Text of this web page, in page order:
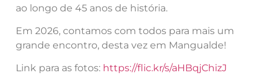
ao longo de 45 anos de história.
Em 2026, contamos com todos para mais um
grande encontro, desta vez em Mangualde!
Link para as fotos: https://flic.kr/s/aHBqjChizJ